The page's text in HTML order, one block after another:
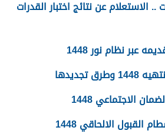
الاستعلام عن نتائج اختبار القدرات
عبر نظام نور 1448
الاجتماعي 1448
الالحاقي 1448